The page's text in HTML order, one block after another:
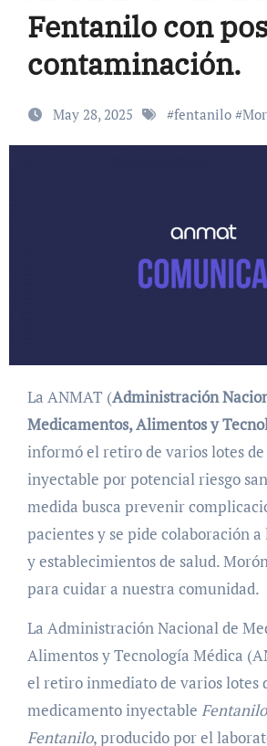
Fentanilo con
contaminación.
May 28, 2025 #fentanilo#
La ANMAT (Administración
Medicamentos, Alimentos y
informó el retiro de varios lotes
inyectable por potencial riesgo
medida busca prevenir
pacientes y se pide colaboración
y establecimientos de salud.
para cuidar a nuestra comunidad.
La Administración Nacional de
Alimentos y Tecnología Médica
el retiro inmediato de varios lotes
medicamento inyectable
Fentanilo, producido por el